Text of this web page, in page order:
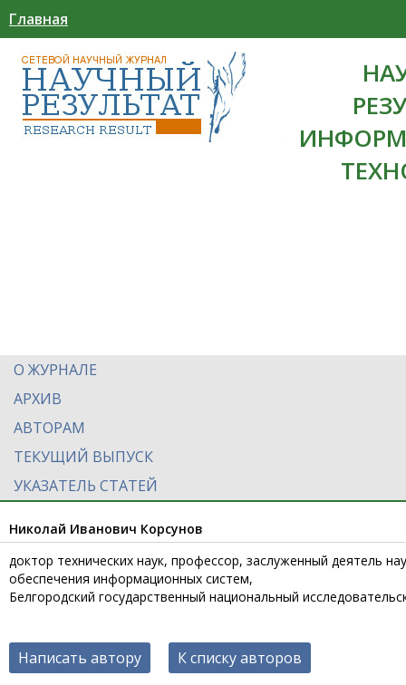
Главная
О ЖУРНАЛЕ
АРХИВ
АВТОРАМ
ТЕКУЩИЙ ВЫПУСК
УКАЗАТЕЛЬ СТАТЕЙ
Николай Иванович Корсунов
доктор технических наук, профессор, заслуженный деятель
обеспечения информационных систем,
Белгородский государственный национальный
Написать автору К списку авторов